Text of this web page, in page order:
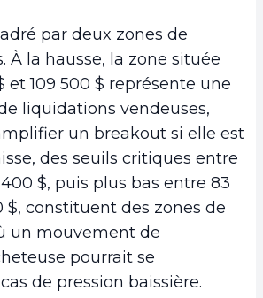
par deux zones de
À la hausse, la zone située
et 109 500 $ représente une
liquidations vendeuses,
un breakout si elle est
des seuils critiques entre
$, puis plus bas entre 83
$, constituent des zones de
un mouvement de
pourrait se
de pression baissière.